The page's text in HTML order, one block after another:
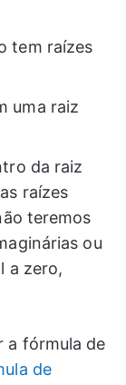
tem raízes
uma raiz
da raiz
raízes
teremos
ou
a zero,
a fórmula de
de